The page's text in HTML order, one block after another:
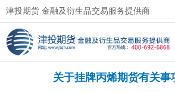
津投期货 金融及衍生品交易服务提供商
关于挂牌丙烯期货有关事